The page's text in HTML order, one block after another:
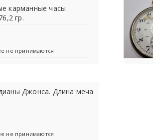
карманные часы
гр.
не принимаются
Джонса. Длина меча
не принимаются